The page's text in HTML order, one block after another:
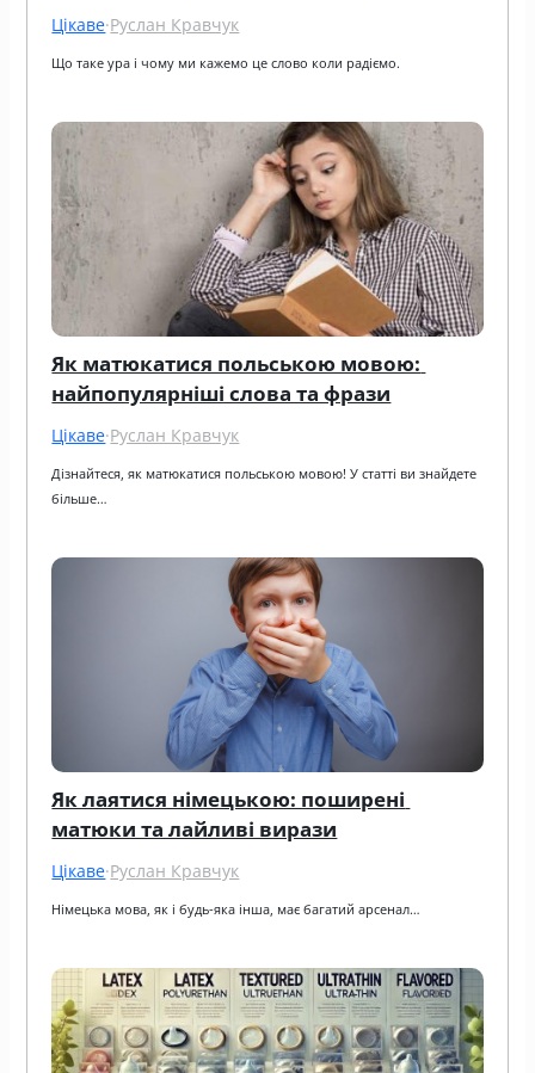
Цікаве·Руслан Кравчук
Що таке ура і чому ми кажемо це слово коли радіємо.
Як матюкатися польською мовою:
найпопулярніші слова та фрази
Цікаве·Руслан Кравчук
Дізнайтеся, як матюкатися польською мовою! У статті ви знайдете
більше…
Як лаятися німецькою: поширені
матюки та лайливі вирази
Цікаве·Руслан Кравчук
Німецька мова, як і будь-яка інша, має багатий арсенал…